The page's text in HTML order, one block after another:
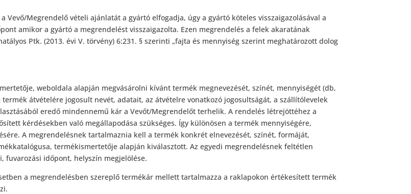
Vevő/Megrendelő vételi ajánlatát a gyártó elfogadja, úgy a gyártó köteles visszaigazolásával a
amikor a gyártó a megrendelést visszaigazolta. Ezen megrendelés a felek akaratának
Ptk. (2013. évi V. törvény) 6:231. § szerinti „fajta és mennyiség szerint meghatározott dolog
weboldala alapján megvásárolni kívánt termék megnevezését, színét, mennyiségét (db,
átvételére jogosult nevét, adatait, az átvételre vonatkozó jogosultságát, a szállítólevelek
eredő mindennemű kár a Vevőt/Megrendelőt terhelik. A rendelés létrejöttéhez a
kérdésekben való megállapodása szükséges. Így különösen a termék mennyiségére,
A megrendelésnek tartalmaznia kell a termék konkrét elnevezését, színét, formáját,
termékismertetője alapján kiválasztott. Az egyedi megrendelésnek feltétlen
fuvarozási időpont, helyszín megjelölése.
a megrendelésben szereplő termékár mellett tartalmazza a raklapokon értékesített termék